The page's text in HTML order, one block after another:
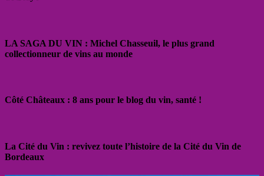
LA SAGA DU VIN : Michel Chasseuil, le plus grand
collectionneur de vins au monde
Côté Châteaux : 8 ans pour le blog du vin, santé !
La Cité du Vin : revivez toute l’histoire de la Cité du Vin de
Bordeaux